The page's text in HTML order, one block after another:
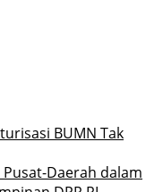
BUMN Tak
Daerah dalam